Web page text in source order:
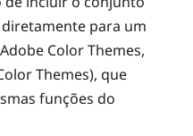
para um
Color Themes,
Themes), que
funções do